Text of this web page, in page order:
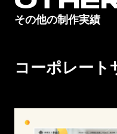
その他の制作実績
コーポレート